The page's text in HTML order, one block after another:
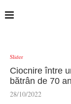
Slider
Ciocnire între
bătrân de 70
28/10/2022